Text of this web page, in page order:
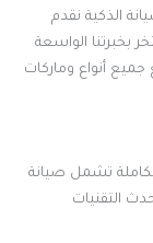
الذكية نقدم
بخبرتنا الواسعة
أنواع وماركات
تشمل صيانة
التقنيات